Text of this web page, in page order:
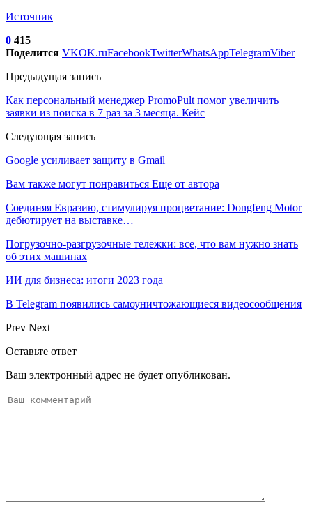
Источник
0 415
Поделится VKOK.ruFacebookTwitterWhatsAppTelegramViber
Предыдущая запись
Как персональный менеджер PromoPult помог увеличить
заявки из поиска в 7 раз за 3 месяца. Кейс
Следующая запись
Google усиливает защиту в Gmail
Вам также могут понравиться Еще от автора
Соединяя Евразию, стимулируя процветание: Dongfeng Motor
дебютирует на выставке…
Погрузочно-разгрузочные тележки: все, что вам нужно знать
об этих машинах
ИИ для бизнеса: итоги 2023 года
В Telegram появились самоуничтожающиеся видеосообщения
Prev Next
Оставьте ответ
Ваш электронный адрес не будет опубликован.